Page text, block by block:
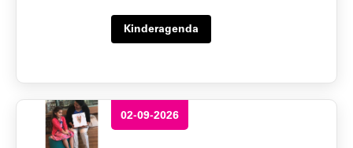
Kinderagenda
02-09-2026